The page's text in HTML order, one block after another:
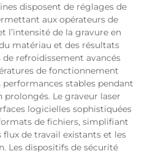
disposent de réglages de
aux opérateurs de
l’intensité de la gravure en
matériau et des résultats
refroidissement avancés
de fonctionnement
stables pendant
Le graveur laser
logicielles sophistiquées
de fichiers, simplifiant
flux de travail existants et les
Les dispositifs de sécurité